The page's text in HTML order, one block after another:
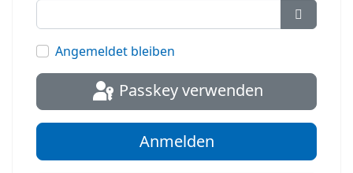
Angemeldet bleiben
Passkey verwenden
Anmelden